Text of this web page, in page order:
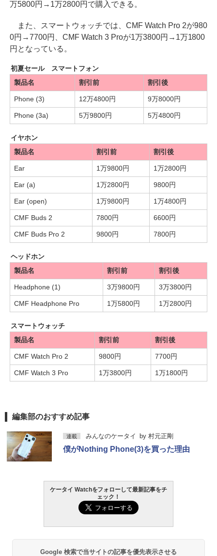
万5800円→1万2800円で購入できる。
また、スマートウォッチでは、CMF Watch Pro 2が980
0円→7700円、CMF Watch 3 Proが1万3800円→1万1800
円となっている。
初夏セール スマートフォン
製品名
割引前 割引後
Phone (3) 12万4800円 9万8000円
Phone (3a) 5万9800円 5万4800円
イヤホン
製品名
割引前 割引後
Ear 1万9800円 1万2800円
Ear (a) 1万2800円 9800円
Ear (open) 1万9800円 1万4800円
CMF Buds 2 7800円 6600円
CMF Buds Pro 2 9800円 7800円
ヘッドホン
製品名
割引前 割引後
Headphone (1) 3万9800円 3万3800円
CMF Headphone Pro 1万5800円 1万2800円
スマートウォッチ
製品名
割引前 割引後
CMF Watch Pro 2 9800円 7700円
CMF Watch 3 Pro 1万3800円 1万1800円
編集部のおすすめ記事
連載 みんなのケータイ by 村元正剛
僕がNothing Phone(3)を買った理由
ケータイ Watchをフォローして最新記事をチ
ェック！
Google 検索で当サイトの記事を優先表示させる